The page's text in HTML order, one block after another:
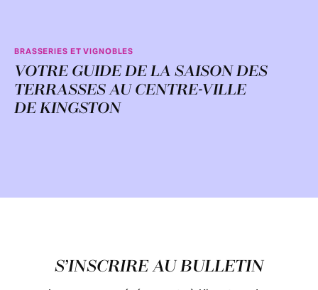
BRASSERIES ET VIGNOBLES
VOTRE GUIDE DE LA SAISON DES
TERRASSES AU CENTRE-VILLE
DE KINGSTON
Pied de pageS’INSCRIRE AU BULLETIN